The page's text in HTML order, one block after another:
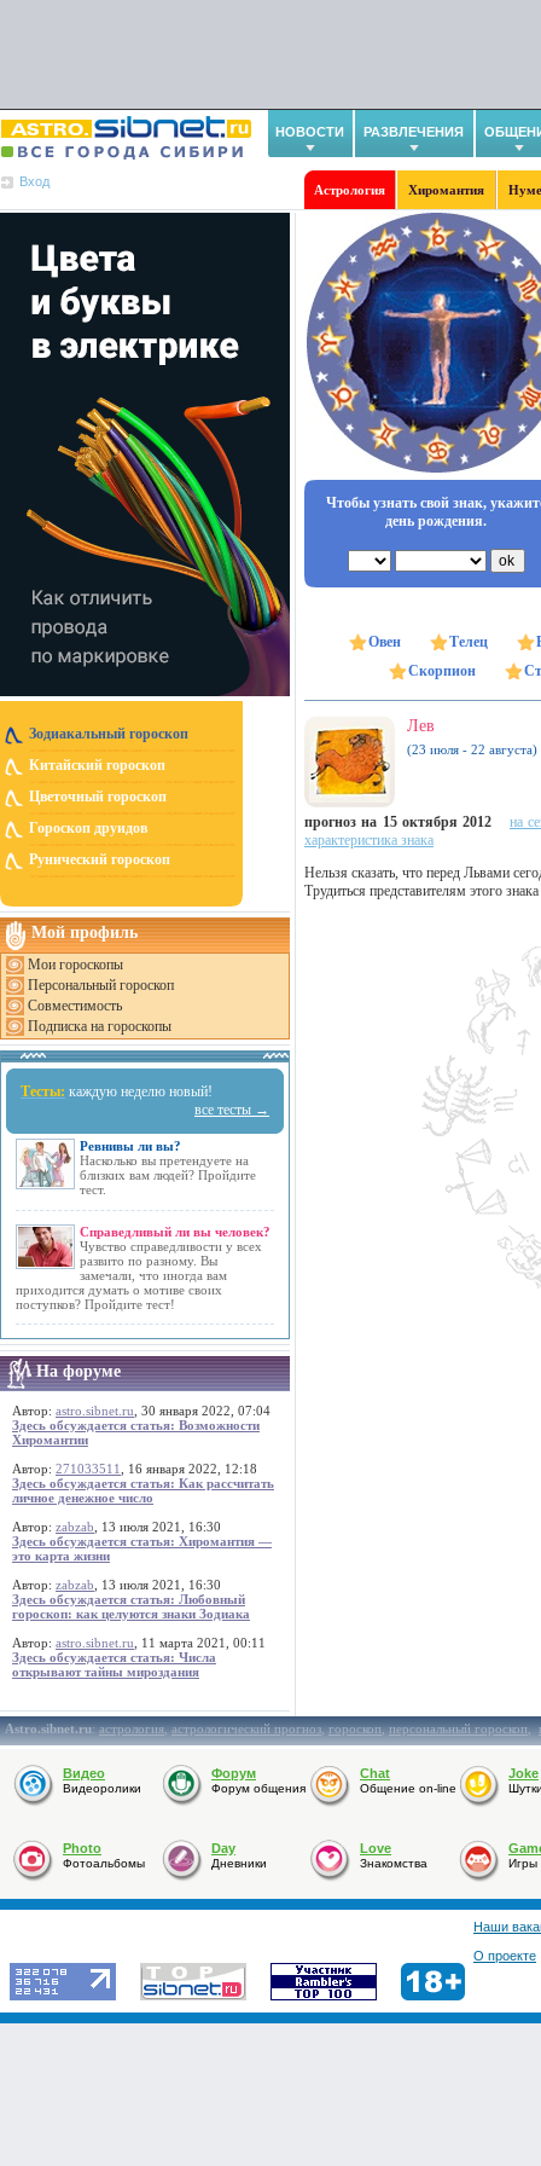
НОВОСТИ РАЗВЛЕЧЕНИЯ
Вход
Астрология Хиромантия
Зодиакальный гороскоп
Китайский гороскоп
Цветочный гороскоп
Гороскоп друидов
Рунический гороскоп
Мой профиль
Мои гороскопы
Персональный гороскоп
Совместимость
Подписка на гороскопы
Тесты: каждую неделю новый!
все тесты →
Ревнивы ли вы?
Насколько вы претендуете на
близких вам людей? Пройдите
тест.
Справедливый ли вы человек?
Чувство справедливости у всех
развито по разному. Вы
замечали, что иногда вам
приходится думать о мотиве своих
поступков? Пройдите тест!
На форуме
Автор: astro.sibnet.ru , 30 января 2022, 07:04
Здесь обсуждается статья: Возможности
Хиромантии
Автор: 271033511
, 16 января 2022, 12:18
Здесь обсуждается статья: Как рассчитать
личное денежное число
Автор: zabzab , 13 июля 2021, 16:30
Здесь обсуждается статья: Хиромантия —
это карта жизни
Автор: zabzab , 13 июля 2021, 16:30
Здесь обсуждается статья: Любовный
гороскоп: как целуются знаки Зодиака
Автор: astro.sibnet.ru , 11 марта 2021, 00:11
Здесь обсуждается статья: Числа
открывают тайны мироздания
Чтобы узнать свой знак,
день рождения.
Овен Телец
Скорпион
Лев
(23 июля - 22 августа)
прогноз на 15 октября 2012
на
характеристика знака
Нельзя сказать, что перед Львами
Трудиться представителям этого
Astro.sibnet.ru:астрология,астрологический прогноз,гороскоп,персональный гороскоп,
Видео
Видеоролики
Форум
Форум общения
Chat
Общение on-line
Joke
Photo
Фотоальбомы
Day
Дневники
Love
Знакомства Игры
Наши
О проекте